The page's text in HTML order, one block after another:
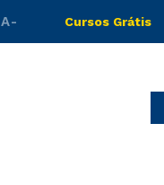
A- Cursos Grátis